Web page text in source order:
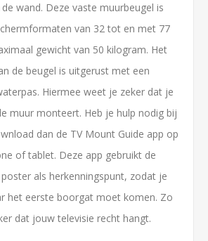
wand. Deze vaste muurbeugel is
van 32 tot en met 77
gewicht van 50 kilogram. Het
de beugel is uitgerust met een
Hiermee weet je zeker dat je
muur monteert. Heb je hulp nodig bij
dan de TV Mount Guide app op
of tablet. Deze app gebruikt de
als herkenningspunt, zodat je
het eerste boorgat moet komen. Zo
dat jouw televisie recht hangt.